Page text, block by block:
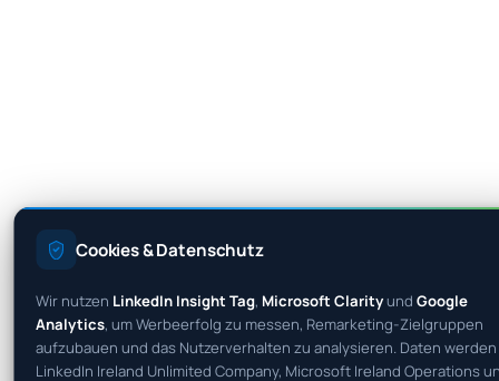
Cookies & Datenschutz
Wir nutzen LinkedIn Insight Tag, Microsoft Clarityund Google
Analytics, um Werbeerfolg zu messen, Remarketing-Zielgruppen
aufzubauen und das Nutzerverhalten zu analysieren. Daten werden
LinkedIn Ireland Unlimited Company, Microsoft Ireland Operations